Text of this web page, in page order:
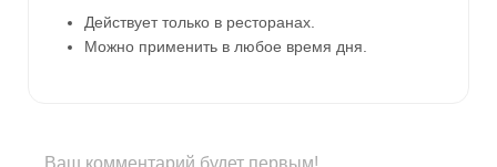
Действует только в ресторанах.
Можно применить в любое время дня.
Ваш комментарий будет первым!